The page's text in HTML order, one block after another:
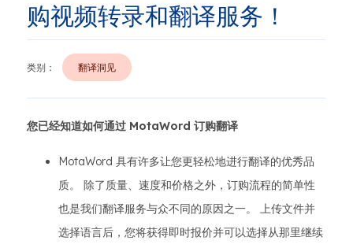
购视频转录和翻译服务！
类别： 翻译洞见
您已经知道如何通过 MotaWord 订购翻译
MotaWord 具有许多让您更轻松地进行翻译的优秀品
质。 除了质量、速度和价格之外，订购流程的简单性
也是我们翻译服务与众不同的原因之一。 上传文件并
选择语言后，您将获得即时报价并可以选择从那里继续